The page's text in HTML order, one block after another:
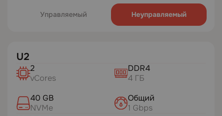
U2
2
vCores
DDR4
4 ГБ
40 GB
NVMe
Общий
1 Gbps
Управляемый Неуправляемый